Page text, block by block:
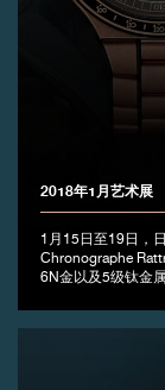
2018年1月艺术展
1月15日至19日，
Chronographe
6N金以及5级钛金